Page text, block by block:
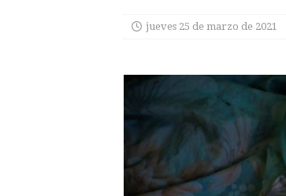
jueves 25 de marzo de 2021